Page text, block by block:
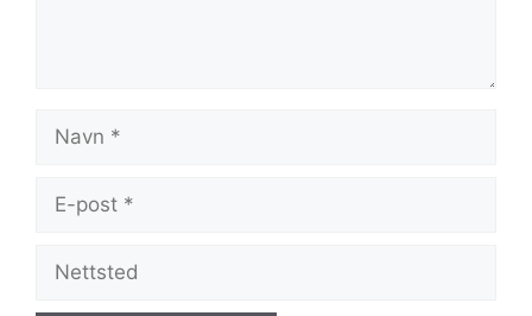
Navn
Nettsted